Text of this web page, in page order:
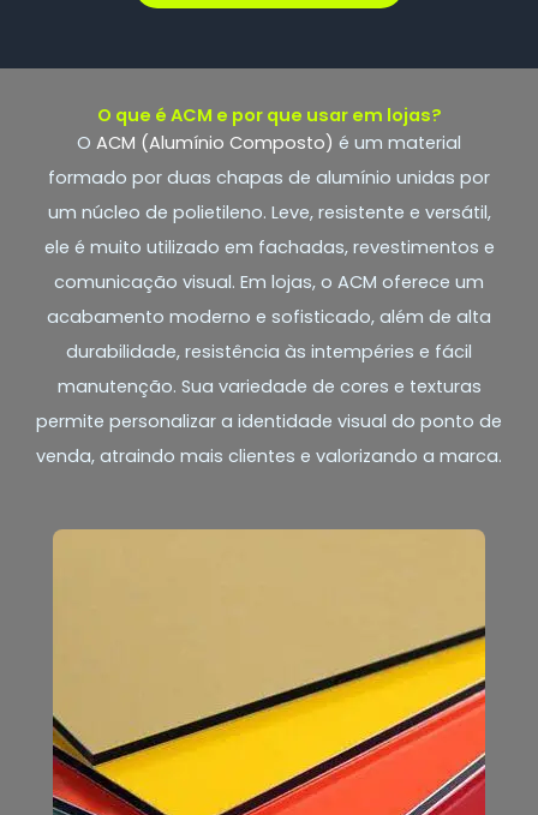
O que é ACM e por que usar em lojas?
O ACM (Alumínio Composto) é um material
formado por duas chapas de alumínio unidas por
um núcleo de polietileno. Leve, resistente e versátil,
ele é muito utilizado em fachadas, revestimentos e
comunicação visual. Em lojas, o ACM oferece um
acabamento moderno e sofisticado, além de alta
durabilidade, resistência às intempéries e fácil
manutenção. Sua variedade de cores e texturas
permite personalizar a identidade visual do ponto de
venda, atraindo mais clientes e valorizando a marca.